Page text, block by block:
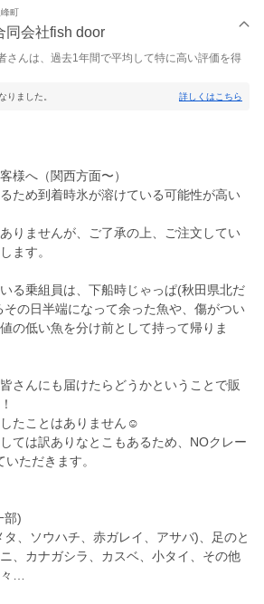
町
同会社fish door
さんは、過去1年間で平均して特に高い評価を得
りました。 詳しくはこちら
様へ（関西方面〜）
ため到着時氷が溶けている可能性が高い
りませんが、ご了承の上、ご注文してい
ます。
る乗組員は、下船時じゃっぱ(秋田県北だ
の日半端になって余った魚や、傷がつい
の低い魚を分け前として持って帰りま
さんにも届けたらどうかということで販
たことはありません☺️
ては訳ありなとこもあるため、NOクレー
ただきます。
部)
、ソウハチ、赤ガレイ、アサバ)、足のと
、カナガシラ、カスベ、小タイ、その他
…